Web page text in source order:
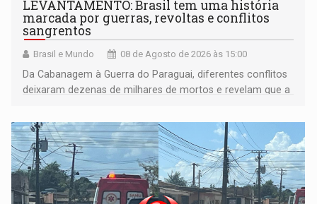
LEVANTAMENTO: Brasil tem uma história
marcada por guerras, revoltas e conflitos
sangrentos
Brasil e Mundo 08 de Agosto de 2026 às 15:00
Da Cabanagem à Guerra do Paraguai, diferentes conflitos
deixaram dezenas de milhares de mortos e revelam que a
territoriais e sociais